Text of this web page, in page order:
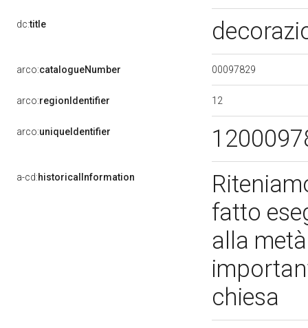
dc:title
arco:catalogueNumber 00097829
arco:regionIdentifier 12
arco:uniqueIdentifier
a-cd:historicalInformation
fatto
alla
chiesa